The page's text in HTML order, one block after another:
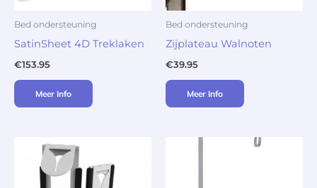
Bed ondersteuning
SatinSheet 4D Treklaken
€153.95
Meer Info
Bed ondersteuning
Zijplateau Walnoten
€39.95
Meer Info